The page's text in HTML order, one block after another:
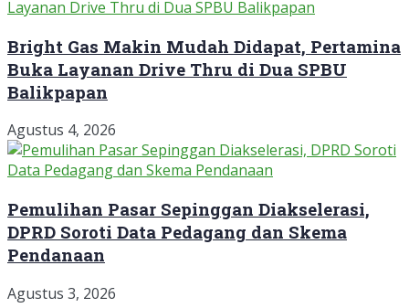
Bright Gas Makin Mudah Didapat, Pertamina
Buka Layanan Drive Thru di Dua SPBU
Balikpapan
Agustus 4, 2026
Pemulihan Pasar Sepinggan Diakselerasi,
DPRD Soroti Data Pedagang dan Skema
Pendanaan
Agustus 3, 2026